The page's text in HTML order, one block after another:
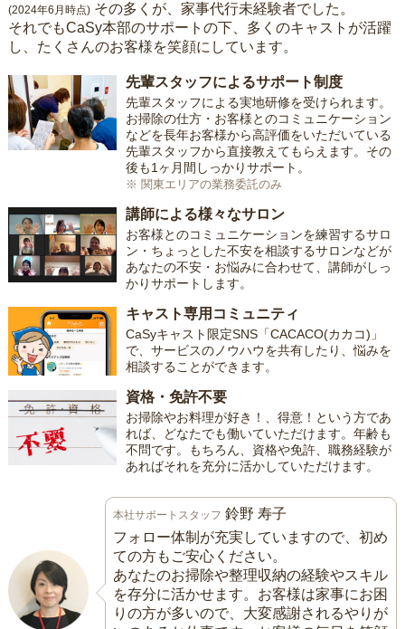
(2024年6月時点) その多くが、家事代行未経験者でした。
それでもCaSy本部のサポートの下、多くのキャストが活躍
し、たくさんのお客様を笑顔にしています。
先輩スタッフによるサポート制度
先輩スタッフによる実地研修を受けられます。
お掃除の仕方・お客様とのコミュニケーション
などを長年お客様から高評価をいただいている
先輩スタッフから直接教えてもらえます。その
後も1ヶ月間しっかりサポート。
※ 関東エリアの業務委託のみ
講師による様々なサロン
お客様とのコミュニケーションを練習するサロ
ン・ちょっとした不安を相談するサロンなどが
あなたの不安・お悩みに合わせて、講師がしっ
かりサポートします。
キャスト専用コミュニティ
CaSyキャスト限定SNS「CACACO(カカコ)」
で、サービスのノウハウを共有したり、悩みを
相談することができます。
資格・免許不要
お掃除やお料理が好き！、得意！という方であ
れば、どなたでも働いていただけます。年齢も
不問です。もちろん、資格や免許、職務経験が
あればそれを充分に活かしていただけます。
本社サポートスタッフ 鈴野 寿子
フォロー体制が充実していますので、初め
ての方もご安心ください。
あなたのお掃除や整理収納の経験やスキル
を存分に活かせます。お客様は家事にお困
りの方が多いので、大変感謝されるやりが